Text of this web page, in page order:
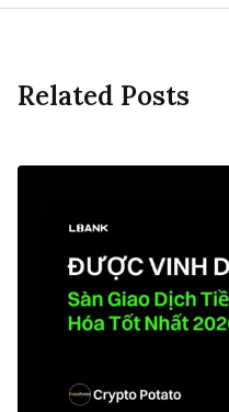
Related Posts